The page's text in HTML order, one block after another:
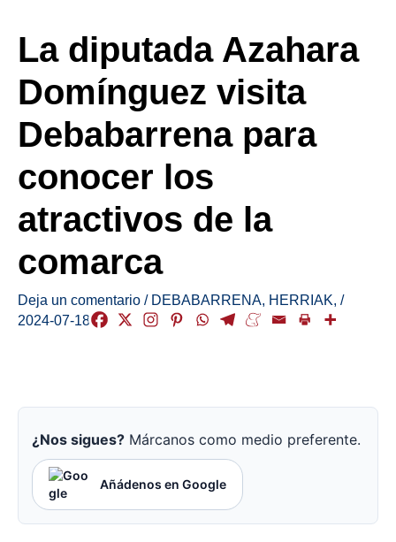
La diputada Azahara
Domínguez visita
Debabarrena para
conocer los
atractivos de la
comarca
Deja un comentario / DEBABARRENA, HERRIAK, /
2024-07-18
¿Nos sigues? Márcanos como medio preferente.
Añádenos en Google